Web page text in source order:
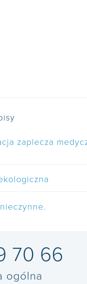
zaplecza
70 66
ogólna